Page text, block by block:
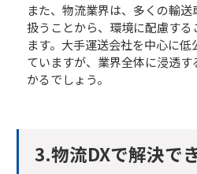
また、物流業界は、多くの輸
扱うことから、環境に配慮す
ます。大手運送会社を中心に
ていますが、業界全体に浸透
かるでしょう。
3.物流DXで解決で